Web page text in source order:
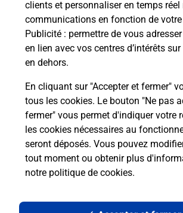
clients et personnaliser en temps
communications en fonction de
Publicité : permettre de vous
en lien avec vos centres d’intérêts
en dehors.
En cliquant sur "Accepter et fermer"
tous les cookies. Le bouton "Ne pas
fermer" vous permet d'indiquer votre
les cookies nécessaires au
seront déposés. Vous pouvez
tout moment ou obtenir plus
notre politique de cookies.
PLOUGRESCANT MAIRIE